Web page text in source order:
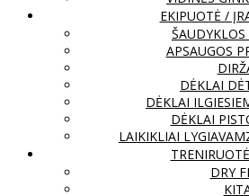
EKIPUOTĖ /
ŠAUDYKLOS
APSAUGOS
DĖKLAI
DĖKLAI
DĖKLAI
LAIKIKLIAI
DRY